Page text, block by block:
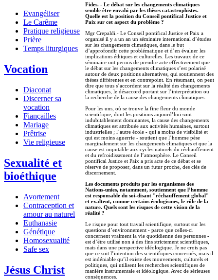
Evangéliser
Le Carême
Pratique religieuse
Prière
Temps liturgiques
Vocation
Diaconat
Discerner sa
vocation
Fiançailles
Mariage
Prêtrise
Vie religieuse
Sexualité et
bioéthique
Avortement
Contraception et
amour au naturel
Euthanasie
Génétique
Homosexualité
Safe sex
Jésus Christ
Fides. - Le débat sur les changements climatiques
semble être envahi par les thèses catastrophistes.
Quelle est la position du Conseil pontifical Justice et
Paix sur cet aspect du problème ?
Mgr Crepaldi.- Le Conseil pontifical Justice et Paix a
organisé il y a un an un séminaire international d’études
sur les changements climatiques, dans le but
d’approfondir cette problématique et d’en évaluer les
implications éthiques et culturelles. Les travaux de ce
séminaire ont permis de prendre acte effectivement que
le débat sur les changements climatiques s’est polarisé
autour de deux positions alternatives, qui soutiennent des
thèses différentes et en contrepoint. En résumant, on peut
dire que tous s’accordent sur la réalité des changements
climatiques, le désaccord portant sur l’interprétation ou
la recherche de la cause des changements climatiques.
Pour les uns, où se trouve la fine fleur du monde
scientifique, dont les positions aujourd’hui sont
indubitablement dominantes, la cause des changements
climatiques est attribuée aux activités humaines, surtout
industrielles ; l’autre école - qui a moins de visibilité et
qui est moins aguerrie - soutient que l’homme pèse
marginalement sur les changements climatiques et que la
cause est imputable aux cycles naturels du réchauffement
et du refroidissement de l’atmosphère. Le Conseil
pontifical Justice et Paix a pris acte de ce débat et se
réserve de proposer, dans un futur proche, des clés de
discernement.
Les documents produits par les organismes des
Nations-unies, notamment, soutiennent que l’homme
est responsable du soi-disant "réchauffement global"
et exaltent, comme certains écologismes, le rôle de la
nature. Quels sont les risques de cette vision de la
réalité ?
Le risque pour tout travail scientifique, surtout sur les
questions d’environnement - parce que celles-ci
concernent vraiment la vie quotidienne des personnes -
est d’être utilisé non à des fins strictement scientifiques,
mais dans une perspective idéologique. Je ne crois pas
que ce soit l’intention des scientifiques concernés, mais il
est indéniable qu’il existe des mouvements, culturels et
politiques, qui utilisent les recherches scientifiques de
manière instrumentale et idéologique. Avec de sérieuses
conséquences.